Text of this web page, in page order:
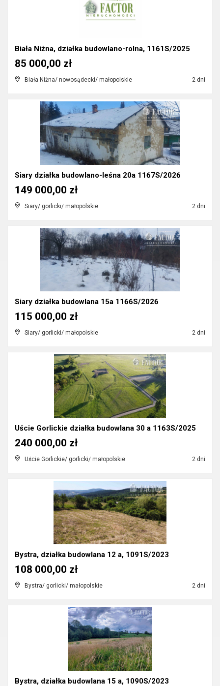
Biała Niżna, działka budowlano-rolna, 1161S/2025
Biała Niżna/ nowosądecki/ małopolskie 2 dni
85 000,00 zł
Siary działka budowlano-leśna 20a 1167S/2026
Siary/ gorlicki/ małopolskie 2 dni
149 000,00 zł
Siary działka budowlana 15a 1166S/2026
Siary/ gorlicki/ małopolskie 2 dni
115 000,00 zł
Uście Gorlickie działka budowlana 30 a 1163S/2025
Uście Gorlickie/ gorlicki/ małopolskie 2 dni
240 000,00 zł
Bystra, działka budowlana 12 a, 1091S/2023
Bystra/ gorlicki/ małopolskie 2 dni
108 000,00 zł
Bystra, działka budowlana 15 a, 1090S/2023